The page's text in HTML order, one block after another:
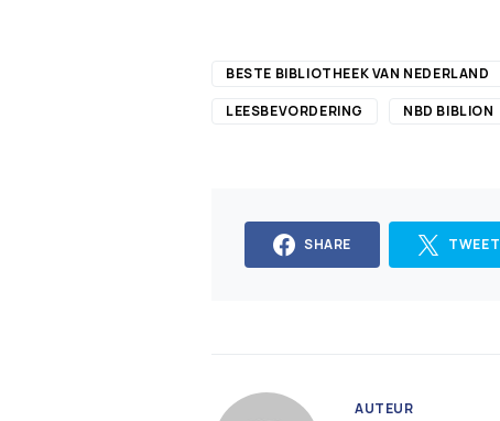
BESTE BIBLIOTHEEK VAN NEDERLAND
LEESBEVORDERING
NBD BIBLION
SHARE TWEET
AUTEUR